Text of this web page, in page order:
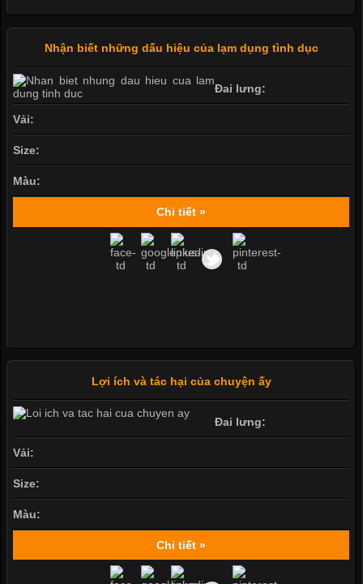
Nhận biết những dấu hiệu của lạm dụng tình dục
Đai lưng:
Vải:
Size:
Màu:
Chi tiết »
Lợi ích và tác hại của chuyện ấy
Đai lưng:
Vải:
Size:
Màu:
Chi tiết »